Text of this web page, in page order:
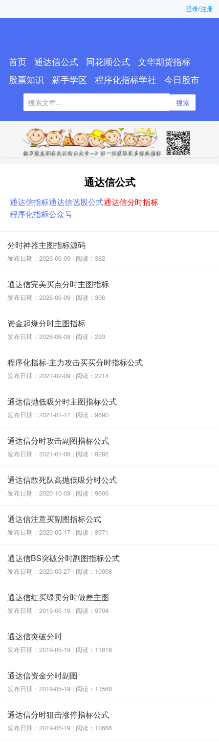
登录/注册
首页 通达信公式 同花顺公式
文华期货指标
股票知识
新手学区 程序化指标学社 今日股市
搜索
通达信公式
通达信指标通达信选股公式通达信分时指标
程序化指标公众号
分时神器主图指标源码
发布日期：2026-06-09 | 阅读：382
通达信完美买点分时主图指标
发布日期：2026-06-09 | 阅读：306
资金起爆分时主图指标
发布日期：2026-06-09 | 阅读：293
程序化指标-主力攻击买买分时指标公式
发布日期：2021-02-09 | 阅读：2214
通达信抛低吸分时主图指标公式
发布日期：2021-01-17 | 阅读：9690
通达信分时攻击副图指标公式
发布日期：2021-01-08 | 阅读：8292
通达信敢死队高抛低吸分时公式
发布日期：2020-10-03 | 阅读：9606
通达信注意买副图指标公式
发布日期：2020-05-17 | 阅读：8071
通达信BS突破分时副图指标公式
发布日期：2020-03-27 | 阅读：10008
通达信红买绿卖分时做差主图
发布日期：2019-05-19 | 阅读：9704
通达信突破分时
发布日期：2019-05-19 | 阅读：11818
通达信资金分时副图
发布日期：2019-05-19 | 阅读：11568
通达信分时狙击涨停指标公式
发布日期：2019-05-19 | 阅读：10666